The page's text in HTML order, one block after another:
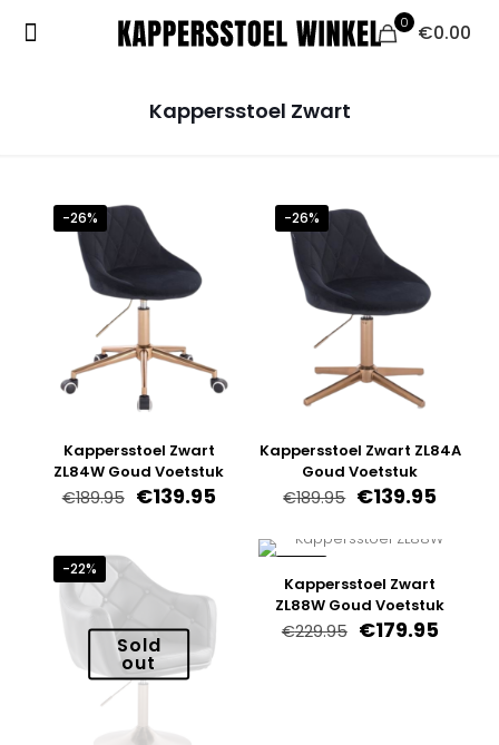
0 €0.00
Kappersstoel Zwart
-26%
Kappersstoel Zwart
ZL84W Goud Voetstuk
€189.95 Oorspronkelijke
€189.95.
€139.95Huidige
€139.95.
-26%
Kappersstoel Zwart ZL84A
Goud Voetstuk
€189.95
was:
€139.95
is:
-22%
Sold
out
Kappersstoel Zwart
ZL88W Goud Voetstuk
€229.95 €179.95